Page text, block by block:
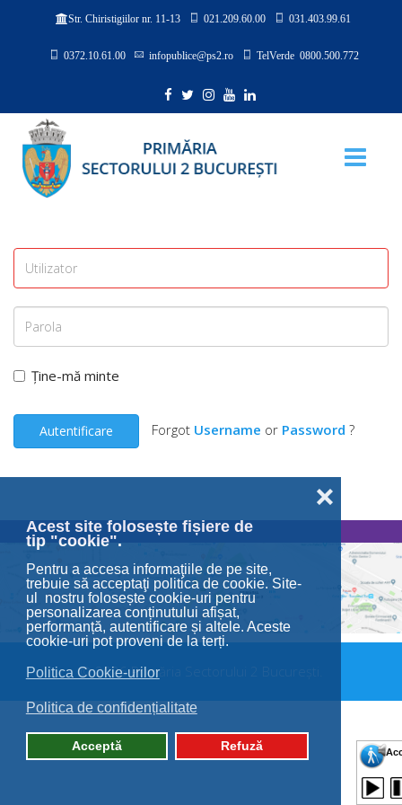
Acest site folosește fișiere de
tip "cookie".
Pentru a accesa informaţiile de pe site,
trebuie să acceptaţi politica de cookie. Site-
ul nostru folosește cookie-uri pentru
personalizarea conținutului afișat,
performanță, autentificare și altele. Aceste
cookie-uri pot proveni de la terți.
Politica Cookie-urilor
Politica de confidențialitate
Acceptă Refuză
❌
Str. Chiristigiilor nr. 11-13 021.209.60.00 031.403.99.61
0372.10.61.00 infopublice@ps2.ro TelVerde 0800.500.772
Ține-mă minte
Autentificare Forgot Username or Password ?
© 2026 Primăria Sectorului 2 București.